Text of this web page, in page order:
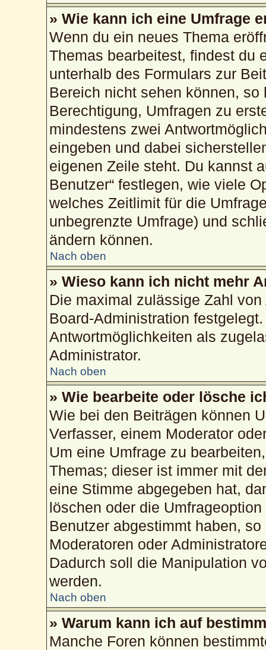
» Wie kann ich eine Umfrage
Wenn du ein neues Thema
Themas bearbeitest, findest du
unterhalb des Formulars zur
Bereich nicht sehen können,
Berechtigung, Umfragen zu
mindestens zwei
eingeben und dabei
eigenen Zeile steht. Du kannst
Benutzer“ festlegen, wie viele
welches Zeitlimit für die
unbegrenzte Umfrage) und
ändern können.
Nach oben
» Wieso kann ich nicht mehr
Die maximal zulässige Zahl
Board-Administration
Antwortmöglichkeiten als
Administrator.
Nach oben
» Wie bearbeite oder lösche
Wie bei den Beiträgen können
Verfasser, einem Moderator
Um eine Umfrage zu
Themas; dieser ist immer mit
eine Stimme abgegeben hat,
löschen oder die
Benutzer abgestimmt haben,
Moderatoren oder
Dadurch soll die Manipulation
werden.
Nach oben
» Warum kann ich auf
Manche Foren können